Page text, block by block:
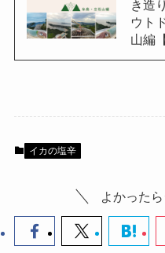
き造
ウト
山編
イカの塩辛
よかった